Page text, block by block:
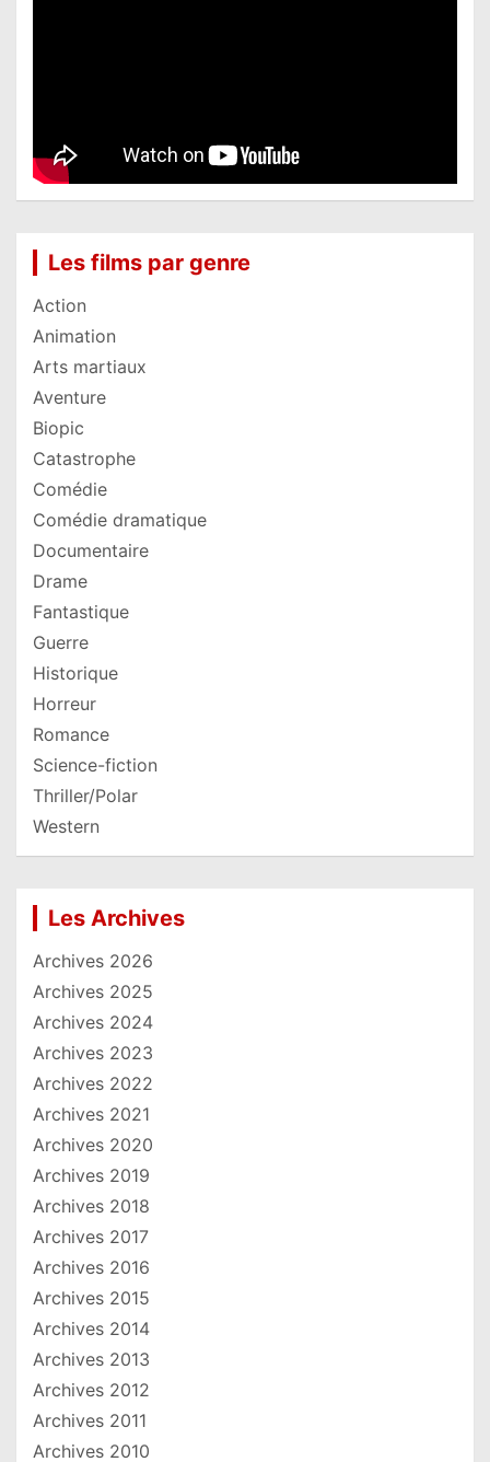
Les films par genre
Action
Animation
Arts martiaux
Aventure
Biopic
Catastrophe
Comédie
Comédie dramatique
Documentaire
Drame
Fantastique
Guerre
Historique
Horreur
Romance
Science-fiction
Thriller/Polar
Western
Les Archives
Archives 2026
Archives 2025
Archives 2024
Archives 2023
Archives 2022
Archives 2021
Archives 2020
Archives 2019
Archives 2018
Archives 2017
Archives 2016
Archives 2015
Archives 2014
Archives 2013
Archives 2012
Archives 2011
Archives 2010